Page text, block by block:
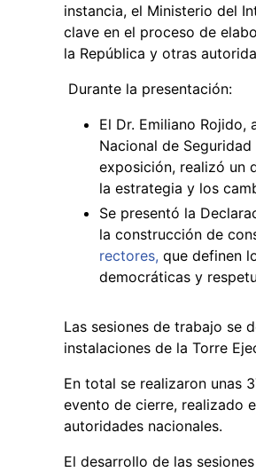
instancia, el Ministerio del
clave en el proceso de
la República y otras
Durante la presentación:
El Dr. Emiliano Rojido,
Nacional de
exposición, realizó un
la estrategia y los
Se presentó la
la construcción de
rectores, que definen
democráticas y
Las sesiones de trabajo se
instalaciones de la Torre
En total se realizaron unas
evento de cierre, realizado
autoridades nacionales.
El desarrollo de las